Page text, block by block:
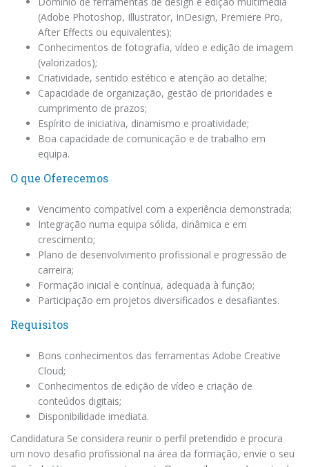
(Adobe Photoshop, Illustrator, InDesign, Premiere Pro,
After Effects ou equivalentes);
Conhecimentos de fotografia, vídeo e edição de imagem
(valorizados);
Criatividade, sentido estético e atenção ao detalhe;
Capacidade de organização, gestão de prioridades e
cumprimento de prazos;
Espírito de iniciativa, dinamismo e proatividade;
Boa capacidade de comunicação e de trabalho em
equipa.
O que Oferecemos
Vencimento compatível com a experiência demonstrada;
Integração numa equipa sólida, dinâmica e em
crescimento;
Plano de desenvolvimento profissional e progressão de
carreira;
Formação inicial e contínua, adequada à função;
Participação em projetos diversificados e desafiantes.
Requisitos
Bons conhecimentos das ferramentas Adobe Creative
Cloud;
Conhecimentos de edição de vídeo e criação de
conteúdos digitais;
Disponibilidade imediata.
Candidatura Se considera reunir o perfil pretendido e procura
um novo desafio profissional na área da formação, envie o seu